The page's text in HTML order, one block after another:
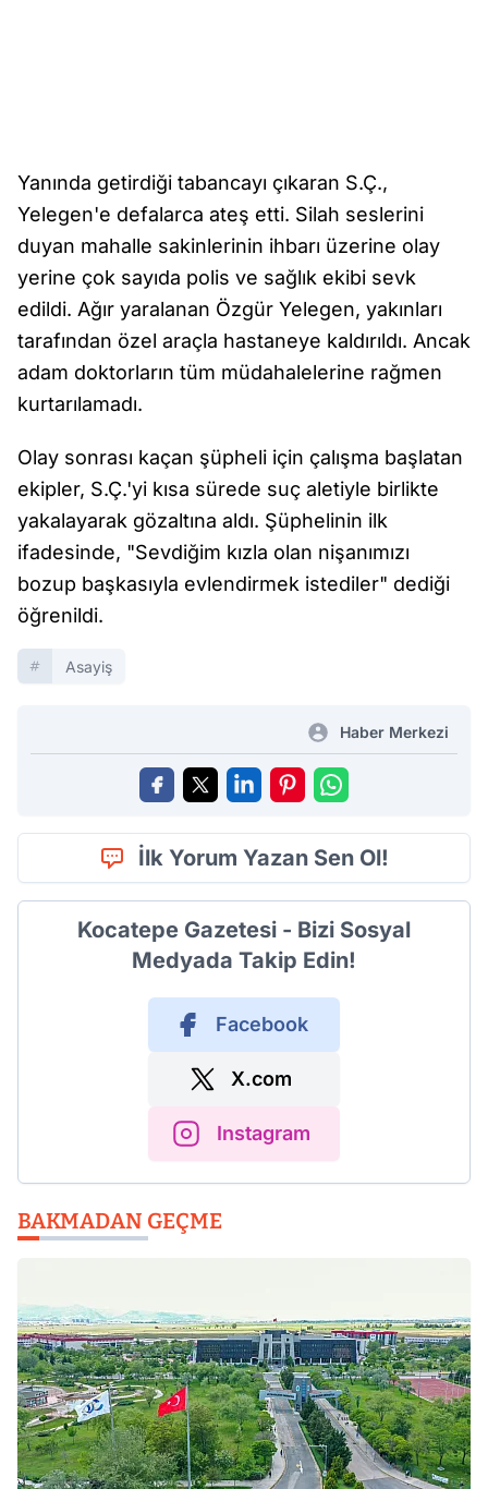
Yanında getirdiği tabancayı çıkaran S.Ç.,
Yelegen'e defalarca ateş etti. Silah seslerini
duyan mahalle sakinlerinin ihbarı üzerine olay
yerine çok sayıda polis ve sağlık ekibi sevk
edildi. Ağır yaralanan Özgür Yelegen, yakınları
tarafından özel araçla hastaneye kaldırıldı. Ancak
adam doktorların tüm müdahalelerine rağmen
kurtarılamadı.
Olay sonrası kaçan şüpheli için çalışma başlatan
ekipler, S.Ç.'yi kısa sürede suç aletiyle birlikte
yakalayarak gözaltına aldı. Şüphelinin ilk
ifadesinde, "Sevdiğim kızla olan nişanımızı
bozup başkasıyla evlendirmek istediler" dediği
öğrenildi.
Asayiş
Haber Merkezi
İlk Yorum Yazan Sen Ol!
Kocatepe Gazetesi - Bizi Sosyal
Medyada Takip Edin!
Facebook
X.com
Instagram
BAKMADAN GEÇME